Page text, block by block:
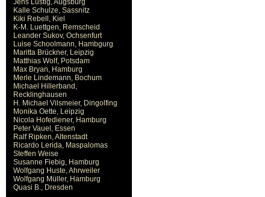
Jens Lustig, Augsburg
Kalle Schulze, Sassnitz
Kiki Rebell, Kiel
K-M. Luettgen, Remscheid
Leander Sukov, Ochsenfurt
Luise Schoolmann, Hambgurg
Maritta Brückner, Leipzig
Matthias Wolf, Potsdam
Max Bryan, Hamburg
Merle Lindemann, Bochum
Michael Hillerband,
Recklinghausen
H. Michael Vilsmeier, Dingolfing
Monika Oette, Leipzig
Nicola Hofediener, Hamburg
Peter Vauel, Essen
Ralf Ripken, Altenstadt
Ricardo Lerida, Maspalomas
Steffen Weise
Susanne Fiebig, Hamburg
Wolfgang Huste, Ahrweiler
Wolfgang Müller, Hamburg
Quasi B., Dresden